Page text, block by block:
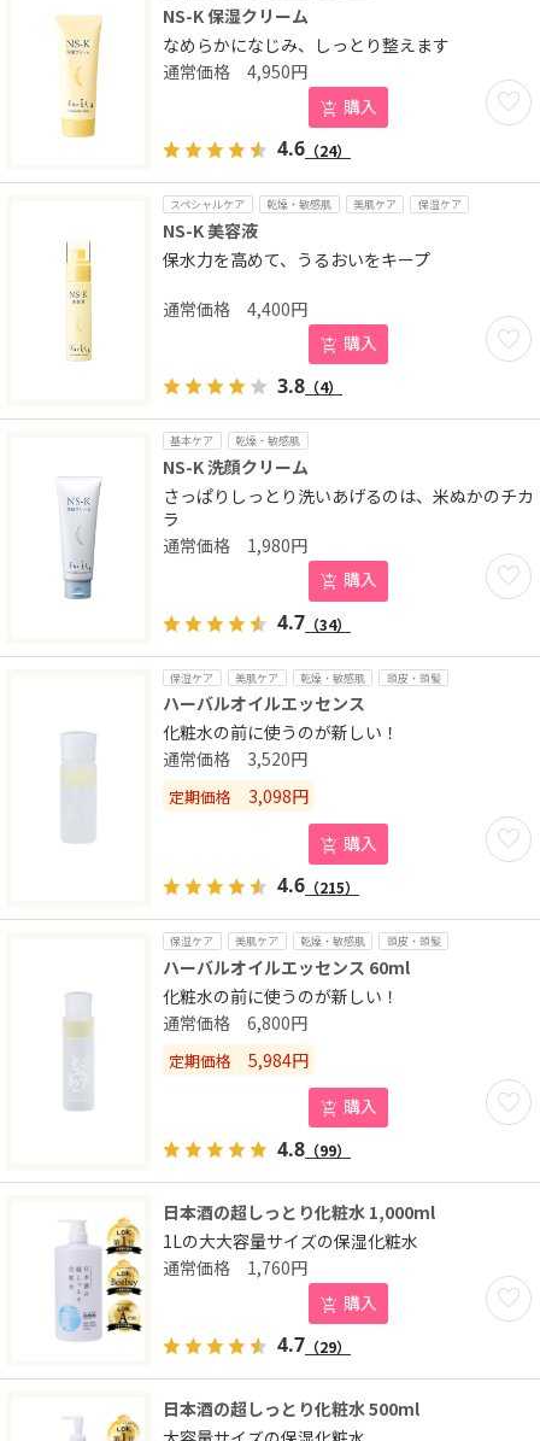
NS-K 保湿クリーム
なめらかになじみ、しっとり整えます
お気
4,950円
購入
4.6 （24）
スペシャルケア 乾燥・敏感肌 美肌ケア 保湿ケア
NS-K 美容液
保水力を高めて、うるおいをキープ
お気
4,400円
購入
3.8 （4）
基本ケア 乾燥・敏感肌
NS-K 洗顔クリーム
さっぱりしっとり洗いあげるのは、米ぬかのチカ
ラ
お気
1,980円
購入
4.7 （34）
保湿ケア 美肌ケア 乾燥・敏感肌 頭皮・頭髪
ハーバルオイルエッセンス
化粧水の前に使うのが新しい！
お気
3,520円
定期価格 3,098円
購入
4.6 （215）
保湿ケア 美肌ケア 乾燥・敏感肌 頭皮・頭髪
ハーバルオイルエッセンス 60ml
化粧水の前に使うのが新しい！
お気
6,800円
定期価格 5,984円
購入
4.8 （99）
日本酒の超しっとり化粧水 1,000ml
1Lの大大容量サイズの保湿化粧水
お気
1,760円
購入
4.7 （29）
日本酒の超しっとり化粧水 500ml